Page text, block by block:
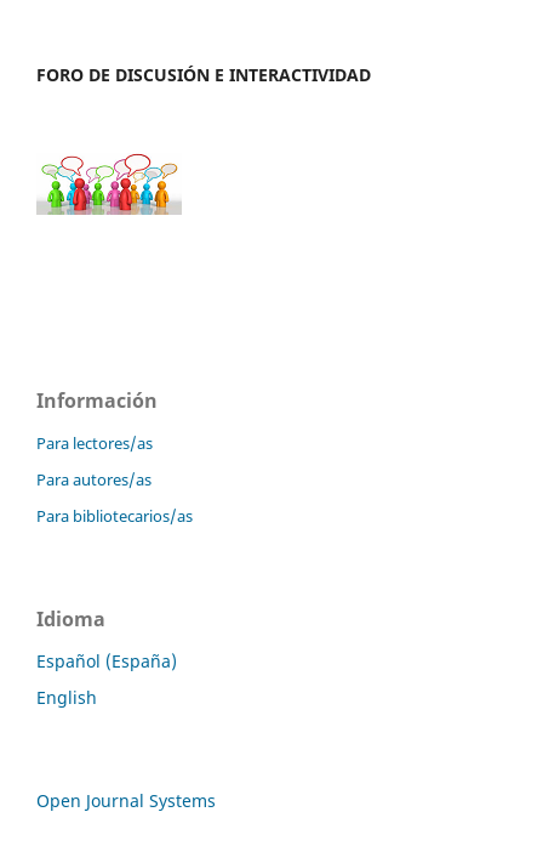
FORO DE DISCUSIÓN E INTERACTIVIDAD
Información
Para lectores/as
Para autores/as
Para bibliotecarios/as
Idioma
Español (España)
English
Open Journal Systems